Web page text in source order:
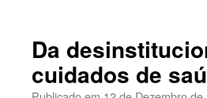
Da
cuidados de